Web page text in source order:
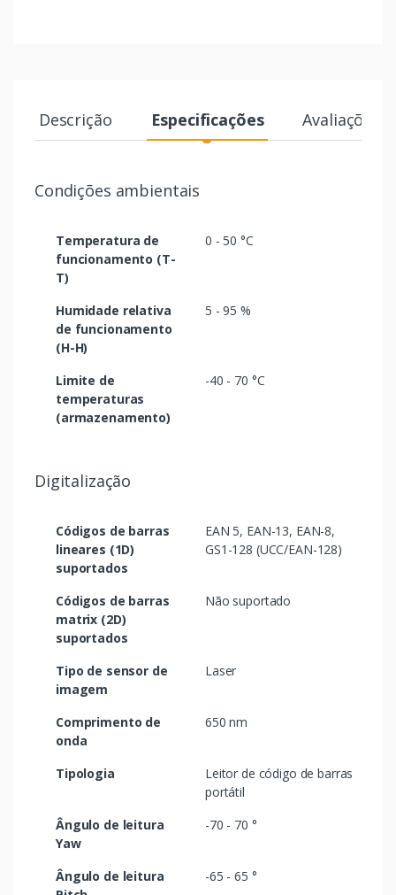
Descrição Especificações Avaliações
Condições ambientais
Temperatura de
funcionamento (T-
T)
0 - 50 °C
Humidade relativa
de funcionamento
(H-H)
5 - 95 %
Limite de
temperaturas
(armazenamento)
-40 - 70 °C
Digitalização
Códigos de barras
lineares (1D)
suportados
EAN 5, EAN-13, EAN-8,
GS1-128 (UCC/EAN-128)
Códigos de barras
matrix (2D)
suportados
Não suportado
Tipo de sensor de
imagem
Laser
Comprimento de
onda
650 nm
Tipologia
Leitor de código de barras
portátil
Ângulo de leitura
Yaw
-70 - 70 °
Ângulo de leitura
-65 - 65 °